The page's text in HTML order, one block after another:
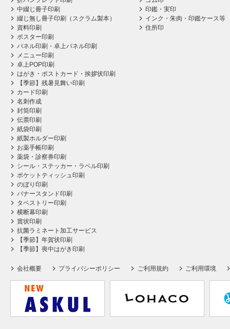
中綴じ冊子印刷
綴じ無し冊子印刷（スクラム製本）
資料印刷
ポスター印刷
パネル印刷・卓上パネル印刷
メニュー印刷
卓上POP印刷
はがき・ポストカード・挨拶状印刷
【季節】残暑見舞い印刷
カード印刷
名刺作成
封筒印刷
伝票印刷
紙袋印刷
紙製ホルダー印刷
お薬手帳印刷
薬袋・診察券印刷
シール・ステッカー・ラベル印刷
ポケットティッシュ印刷
のぼり印刷
バナースタンド印刷
タペストリー印刷
横断幕印刷
賞状印刷
抗菌ラミネート加工サービス
【季節】年賀状印刷
【季節】喪中はがき印刷
印鑑・実印
インク・朱肉・印鑑ケース等
住所印
会社概要 プライバシーポリシー ご利用規約 ご利用環境